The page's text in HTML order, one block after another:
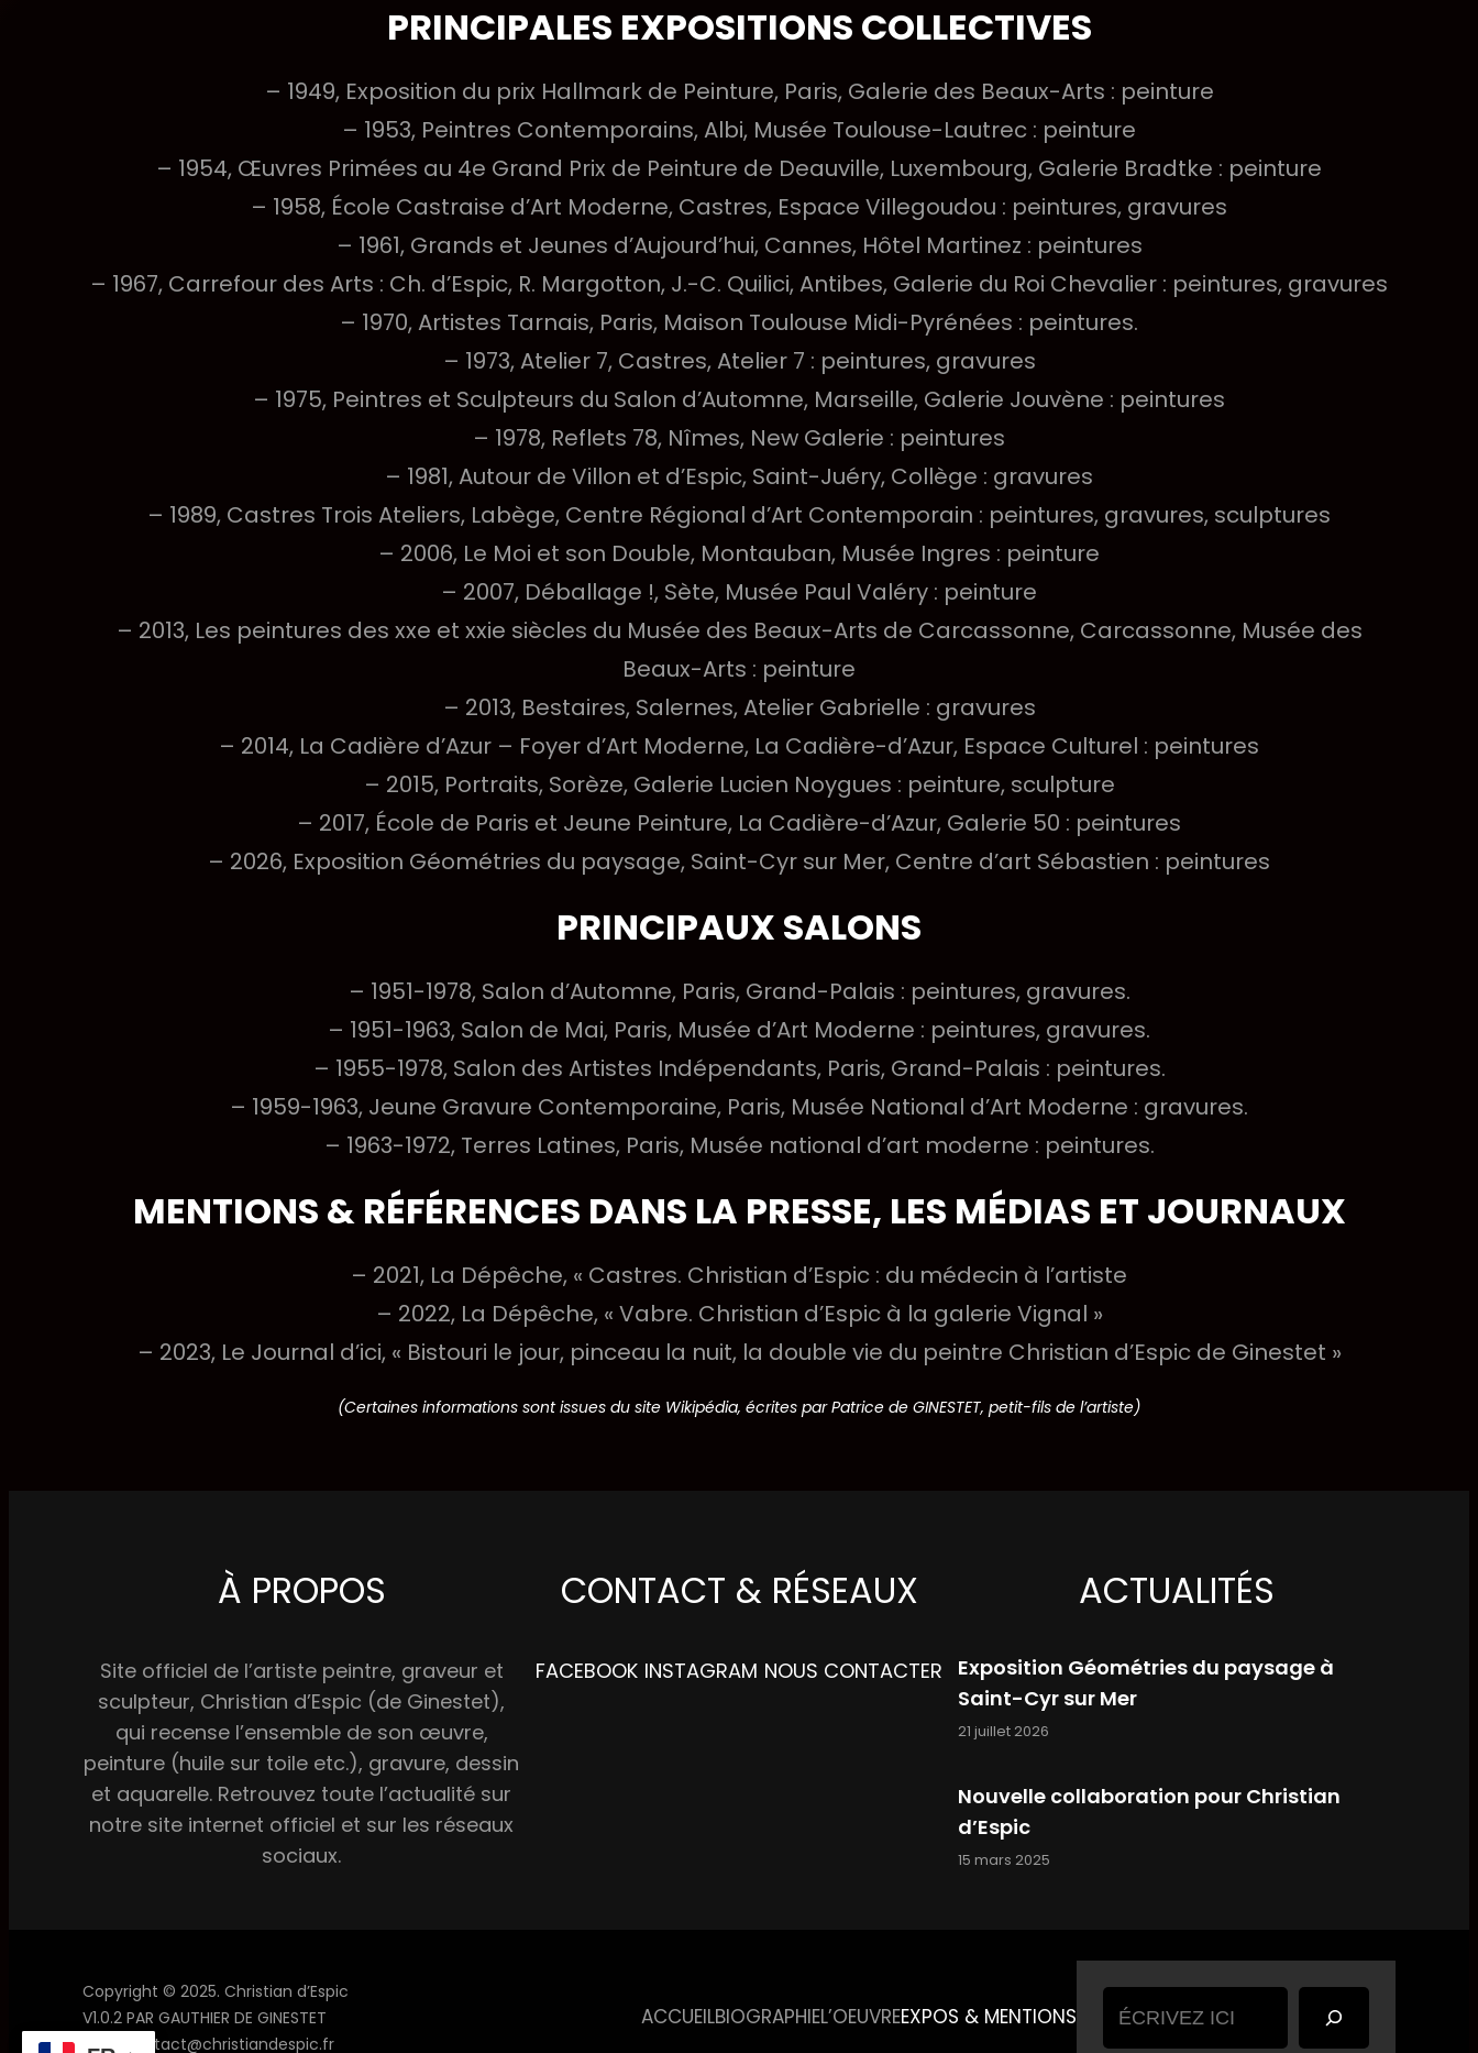
PRINCIPALES EXPOSITIONS COLLECTIVES
– 1949, Exposition du prix Hallmark de Peinture, Paris, Galerie des Beaux-Arts : peinture
– 1953, Peintres Contemporains, Albi, Musée Toulouse-Lautrec : peinture
– 1954, Œuvres Primées au 4e Grand Prix de Peinture de Deauville, Luxembourg, Galerie Bradtke : peinture
– 1958, École Castraise d’Art Moderne, Castres, Espace Villegoudou : peintures, gravures
– 1961, Grands et Jeunes d’Aujourd’hui, Cannes, Hôtel Martinez : peintures
– 1967, Carrefour des Arts : Ch. d’Espic, R. Margotton, J.-C. Quilici, Antibes, Galerie du Roi Chevalier : peintures, gravures
– 1970, Artistes Tarnais, Paris, Maison Toulouse Midi-Pyrénées : peintures.
– 1973, Atelier 7, Castres, Atelier 7 : peintures, gravures
– 1975, Peintres et Sculpteurs du Salon d’Automne, Marseille, Galerie Jouvène : peintures
– 1978, Reflets 78, Nîmes, New Galerie : peintures
– 1981, Autour de Villon et d’Espic, Saint-Juéry, Collège : gravures
– 1989, Castres Trois Ateliers, Labège, Centre Régional d’Art Contemporain : peintures, gravures, sculptures
– 2006, Le Moi et son Double, Montauban, Musée Ingres : peinture
– 2007, Déballage !, Sète, Musée Paul Valéry : peinture
– 2013, Les peintures des xxe et xxie siècles du Musée des Beaux-Arts de Carcassonne, Carcassonne, Musée des
Beaux-Arts : peinture
– 2013, Bestaires, Salernes, Atelier Gabrielle : gravures
– 2014, La Cadière d’Azur – Foyer d’Art Moderne, La Cadière-d’Azur, Espace Culturel : peintures
– 2015, Portraits, Sorèze, Galerie Lucien Noygues : peinture, sculpture
– 2017, École de Paris et Jeune Peinture, La Cadière-d’Azur, Galerie 50 : peintures
– 2026, Exposition Géométries du paysage, Saint-Cyr sur Mer, Centre d’art Sébastien : peintures
PRINCIPAUX SALONS
– 1951-1978, Salon d’Automne, Paris, Grand-Palais : peintures, gravures.
– 1951-1963, Salon de Mai, Paris, Musée d’Art Moderne : peintures, gravures.
– 1955-1978, Salon des Artistes Indépendants, Paris, Grand-Palais : peintures.
– 1959-1963, Jeune Gravure Contemporaine, Paris, Musée National d’Art Moderne : gravures.
– 1963-1972, Terres Latines, Paris, Musée national d’art moderne : peintures.
MENTIONS & RÉFÉRENCES DANS LA PRESSE, LES MÉDIAS ET JOURNAUX
– 2021, La Dépêche, « Castres. Christian d’Espic : du médecin à l’artiste
– 2022, La Dépêche, « Vabre. Christian d’Espic à la galerie Vignal »
– 2023, Le Journal d’ici, « Bistouri le jour, pinceau la nuit, la double vie du peintre Christian d’Espic de Ginestet »
(Certaines informations sont issues du site Wikipédia, écrites par Patrice de GINESTET, petit-fils de l’artiste)
À PROPOS
Site officiel de l’artiste peintre, graveur et
sculpteur, Christian d’Espic (de Ginestet),
qui recense l’ensemble de son œuvre,
peinture (huile sur toile etc.), gravure, dessin
et aquarelle. Retrouvez toute l’actualité sur
notre site internet officiel et sur les réseaux
sociaux.
CONTACT & RÉSEAUX
FACEBOOK INSTAGRAM NOUS CONTACTER
ACTUALITÉS
Exposition Géométries du paysage à
Saint-Cyr sur Mer
21 juillet 2026
Nouvelle collaboration pour Christian
d’Espic
15 mars 2025
Copyright © 2025. Christian d’Espic
V1.0.2 PAR GAUTHIER DE GINESTET
Mail : contact@christiandespic.fr
ACCUEILBIOGRAPHIEL’OEUVREEXPOS & MENTIONS
Rechercher